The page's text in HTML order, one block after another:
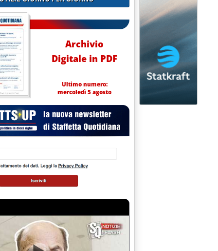
del progetto Arera-Kep per i Balcani'
alle 12.3.
Archivio
Digitale in PDF
Ultimo numero:
mercoledì 5 agosto